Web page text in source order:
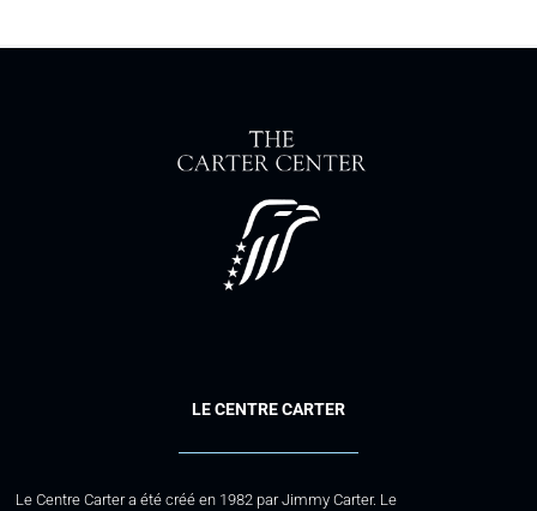
LE CENTRE CARTER
Le Centre Carter a été créé en 1982 par Jimmy Carter. Le